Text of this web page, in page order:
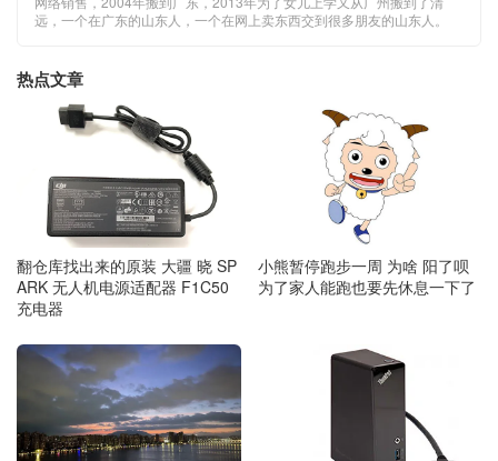
远，一个在广东的山东人，一个在网上卖东西交到很多朋友的山东人。
热点文章
翻仓库找出来的原装 大疆 晓 SP
ARK 无人机电源适配器 F1C50
充电器
小熊暂停跑步一周 为啥 阳了呗
为了家人能跑也要先休息一下了